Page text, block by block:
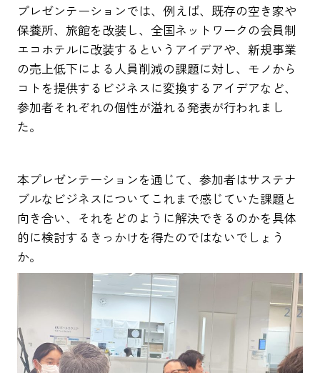
プレゼンテーションでは、例えば、既存の空き家や
保養所、旅館を改装し、全国ネットワークの会員制
エコホテルに改装するというアイデアや、新規事業
の売上低下による人員削減の課題に対し、モノから
コトを提供するビジネスに変換するアイデアなど、
参加者それぞれの個性が溢れる発表が行われまし
た。
本プレゼンテーションを通じて、参加者はサステナ
ブルなビジネスについてこれまで感じていた課題と
向き合い、それをどのように解決できるのかを具体
的に検討するきっかけを得たのではないでしょう
か。